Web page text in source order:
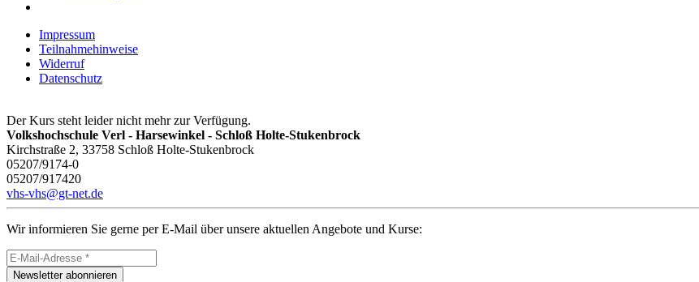
Impressum
Teilnahmehinweise
Widerruf
Datenschutz
Der Kurs steht leider nicht mehr zur Verfügung.
Volkshochschule Verl - Harsewinkel - Schloß Holte-Stukenbrock
Kirchstraße 2, 33758 Schloß Holte-Stukenbrock
05207/9174-0
05207/917420
vhs-vhs@gt-net.de
Wir informieren Sie gerne per E-Mail über unsere aktuellen Angebote und Kurse:
Newsletter abonnieren